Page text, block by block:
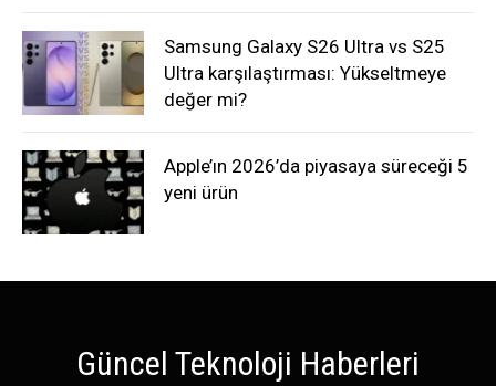
Samsung Galaxy S26 Ultra vs S25
Ultra karşılaştırması: Yükseltmeye
değer mi?
Apple’ın 2026’da piyasaya süreceği 5
yeni ürün
Güncel Teknoloji Haberleri